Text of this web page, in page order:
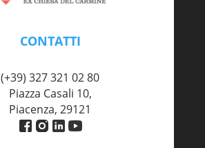
CONTATTI
(+39) 327 321 02 80
Piazza Casali 10,
Piacenza, 29121